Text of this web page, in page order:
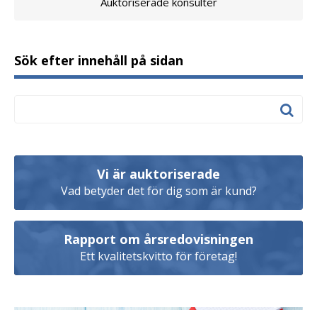
Sök efter innehåll på sidan
Vi är auktoriserade
Vad betyder det för dig som är kund?
Rapport om årsredovisningen
Ett kvalitetskvitto för företag!